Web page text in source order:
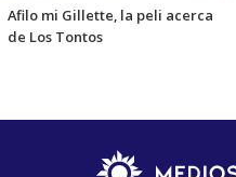
Afilo mi Gillette, la peli acerca
de Los Tontos